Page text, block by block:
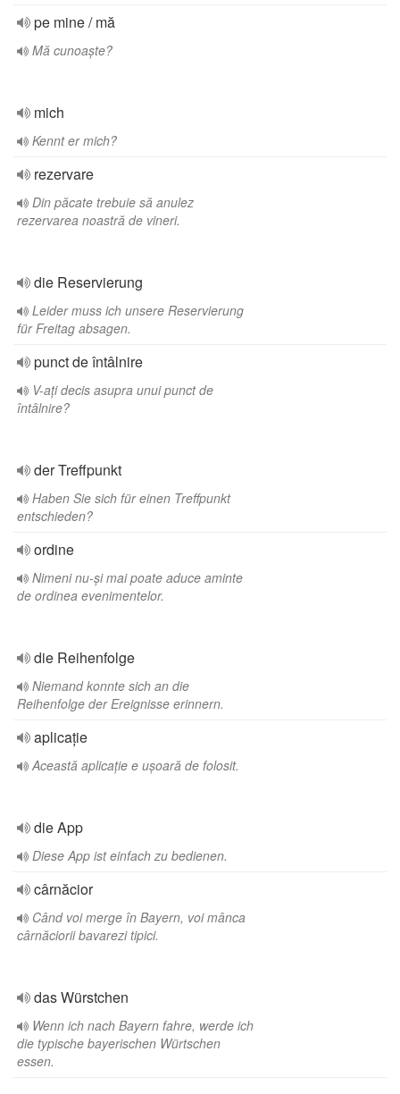
pe mine / mă
Mă cunoaște?
mich
Kennt er mich?
rezervare
Din păcate trebuie să anulez
rezervarea noastră de vineri.
die Reservierung
Leider muss ich unsere Reservierung
für Freitag absagen.
punct de întâlnire
V-ați decis asupra unui punct de
întâlnire?
der Treffpunkt
Haben Sie sich für einen Treffpunkt
entschieden?
ordine
Nimeni nu-și mai poate aduce aminte
de ordinea evenimentelor.
die Reihenfolge
Niemand konnte sich an die
Reihenfolge der Ereignisse erinnern.
aplicație
Această aplicație e ușoară de folosit.
die App
Diese App ist einfach zu bedienen.
cârnăcior
Când voi merge în Bayern, voi mânca
cârnăciorii bavarezi tipici.
das Würstchen
Wenn ich nach Bayern fahre, werde ich
die typische bayerischen Würtschen
essen.